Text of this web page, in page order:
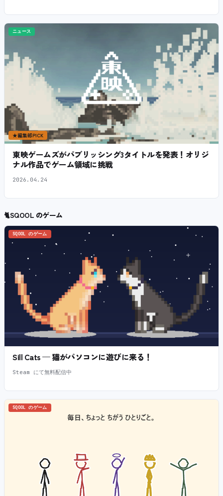
ニュース
★編集部PICK
東映ゲームズがパブリッシング3タイトルを発表！オリジ
ナル作品でゲーム領域に挑戦
2026.04.24
🐈SQOOL のゲーム
SQOOL のゲーム
Sill Cats — 猫がパソコンに遊びに来る！
Steam にて無料配信中
SQOOL のゲーム